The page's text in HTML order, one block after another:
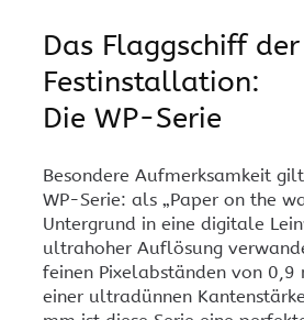
Das Flaggschiff
Festinstallation:
Die WP-Serie
Besondere Aufmerksamkeit
WP-Serie: als „Paper on the
Untergrund in eine digitale
ultrahoher Auflösung
feinen Pixelabständen von
einer ultradünnen